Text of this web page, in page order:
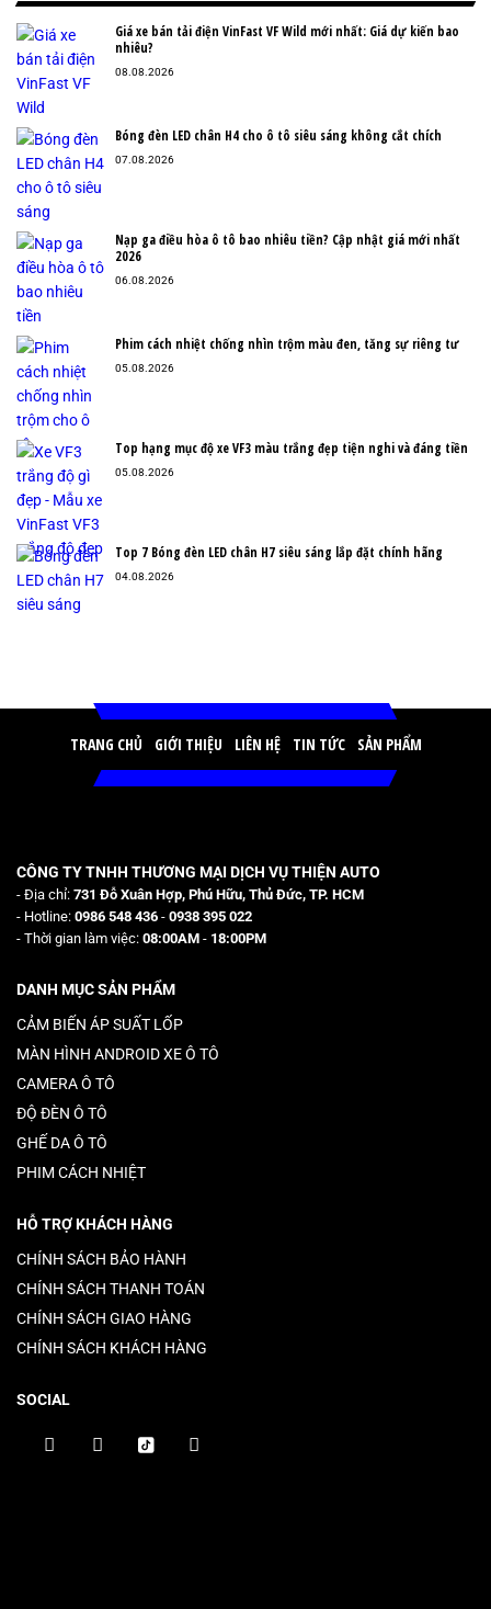
Giá xe bán tải điện VinFast VF Wild mới nhất: Giá dự kiến bao
nhiêu?
08.08.2026
Bóng đèn LED chân H4 cho ô tô siêu sáng không cắt chích
07.08.2026
Nạp ga điều hòa ô tô bao nhiêu tiền? Cập nhật giá mới nhất
2026
06.08.2026
Phim cách nhiệt chống nhìn trộm màu đen, tăng sự riêng tư
05.08.2026
Top hạng mục độ xe VF3 màu trắng đẹp tiện nghi và đáng tiền
05.08.2026
Top 7 Bóng đèn LED chân H7 siêu sáng lắp đặt chính hãng
04.08.2026
TRANG CHỦ GIỚI THIỆU LIÊN HỆ TIN TỨC SẢN PHẨM
CÔNG TY TNHH THƯƠNG MẠI DỊCH VỤ THIỆN AUTO
- Địa chỉ: 731 Đỗ Xuân Hợp, Phú Hữu, Thủ Đức, TP. HCM
- Hotline: 0986 548 436 - 0938 395 022
- Thời gian làm việc: 08:00AM - 18:00PM
DANH MỤC SẢN PHẨM
CẢM BIẾN ÁP SUẤT LỐP
MÀN HÌNH ANDROID XE Ô TÔ
CAMERA Ô TÔ
ĐỘ ĐÈN Ô TÔ
GHẾ DA Ô TÔ
PHIM CÁCH NHIỆT
HỖ TRỢ KHÁCH HÀNG
CHÍNH SÁCH BẢO HÀNH
CHÍNH SÁCH THANH TOÁN
CHÍNH SÁCH GIAO HÀNG
CHÍNH SÁCH KHÁCH HÀNG
SOCIAL